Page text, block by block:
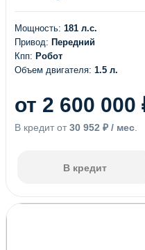
Мощность: 181 л.с.
Привод: Передний
Кпп: Робот
Объем двигателя: 1.5 л.
от 2 600 000
В кредит от 30 952 ₽ / мес
В кредит